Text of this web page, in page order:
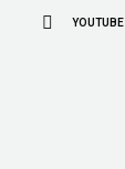
YOUTUBE